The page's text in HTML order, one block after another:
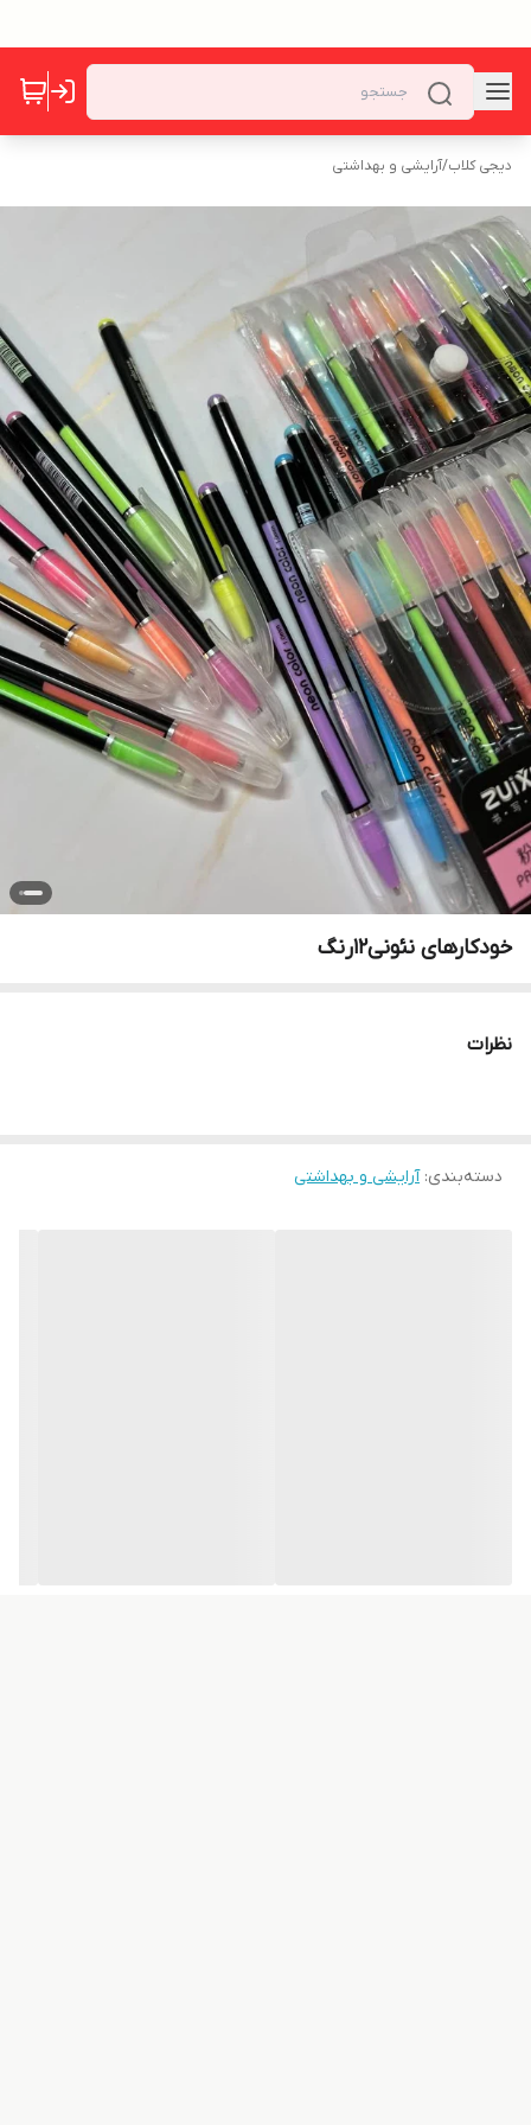
دیجی کلاب/آرایشی و بهداشتی
خودکارهای نئونی۱۲رنگ
نظرات
دسته‌بندی:آرایشی و بهداشتی